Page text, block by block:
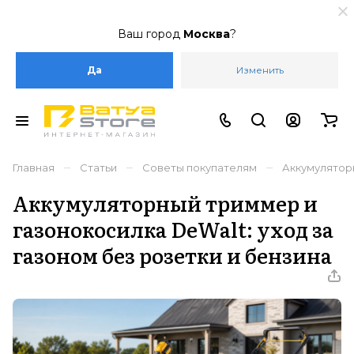
Ваш город Москва?
Да Изменить
Главная – Статьи – Советы покупателям –
Аккумуляторный триммер и
газонокосилка DeWalt: уход за
газоном без розетки и бензина